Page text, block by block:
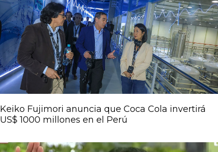
Keiko Fujimori anuncia que Coca Cola invertirá
US$ 1000 millones en el Perú